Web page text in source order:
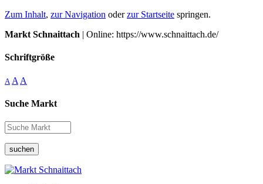
Zum Inhalt, zur Navigation oderzur Startseite springen.
Markt Schnaittach | Online: https://www.schnaittach.de/
Schriftgröße
A A A
Suche Markt
suchen